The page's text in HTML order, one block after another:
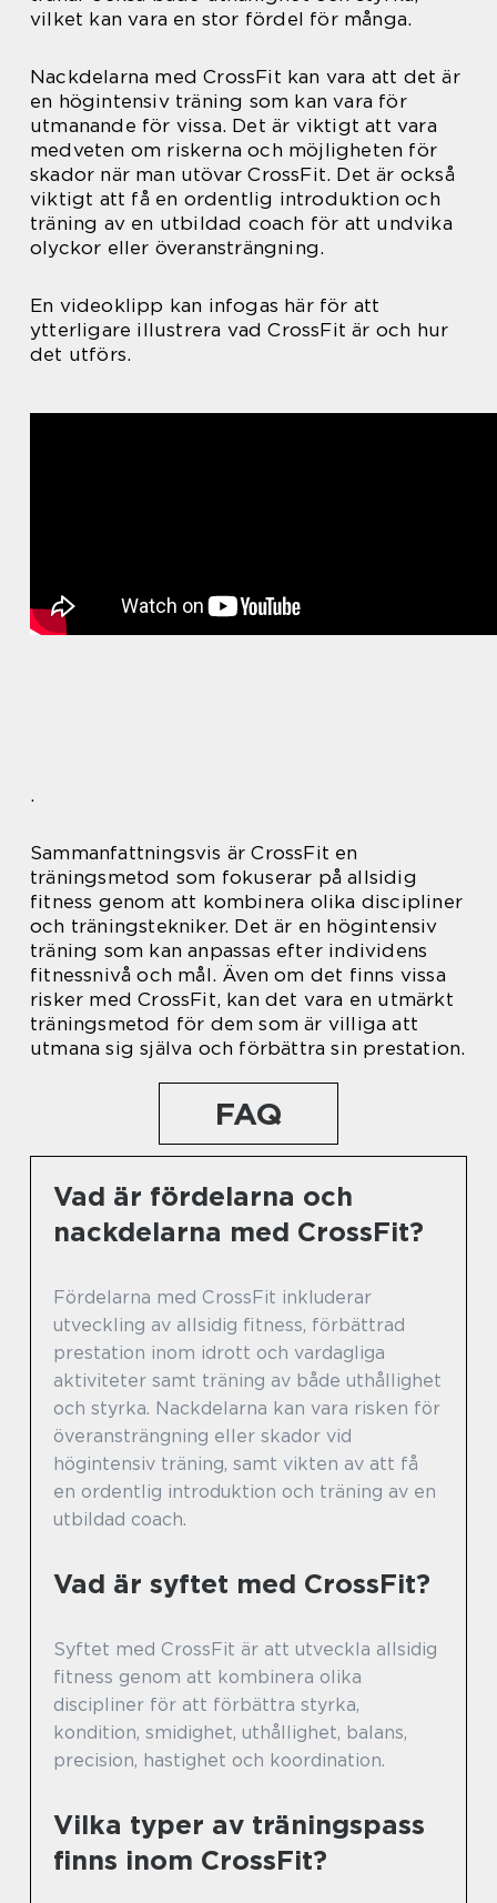
vilket kan vara en stor fördel för många.
Nackdelarna med CrossFit kan vara att det är
en högintensiv träning som kan vara för
utmanande för vissa. Det är viktigt att vara
medveten om riskerna och möjligheten för
skador när man utövar CrossFit. Det är också
viktigt att få en ordentlig introduktion och
träning av en utbildad coach för att undvika
olyckor eller överansträngning.
En videoklipp kan infogas här för att
ytterligare illustrera vad CrossFit är och hur
det utförs.
.
Sammanfattningsvis är CrossFit en
träningsmetod som fokuserar på allsidig
fitness genom att kombinera olika discipliner
och träningstekniker. Det är en högintensiv
träning som kan anpassas efter individens
fitnessnivå och mål. Även om det finns vissa
risker med CrossFit, kan det vara en utmärkt
träningsmetod för dem som är villiga att
utmana sig själva och förbättra sin prestation.
FAQ
Vad är fördelarna och
nackdelarna med CrossFit?
Fördelarna med CrossFit inkluderar
utveckling av allsidig fitness, förbättrad
prestation inom idrott och vardagliga
aktiviteter samt träning av både uthållighet
och styrka. Nackdelarna kan vara risken för
överansträngning eller skador vid
högintensiv träning, samt vikten av att få
en ordentlig introduktion och träning av en
utbildad coach.
Vad är syftet med CrossFit?
Syftet med CrossFit är att utveckla allsidig
fitness genom att kombinera olika
discipliner för att förbättra styrka,
kondition, smidighet, uthållighet, balans,
precision, hastighet och koordination.
Vilka typer av träningspass
finns inom CrossFit?